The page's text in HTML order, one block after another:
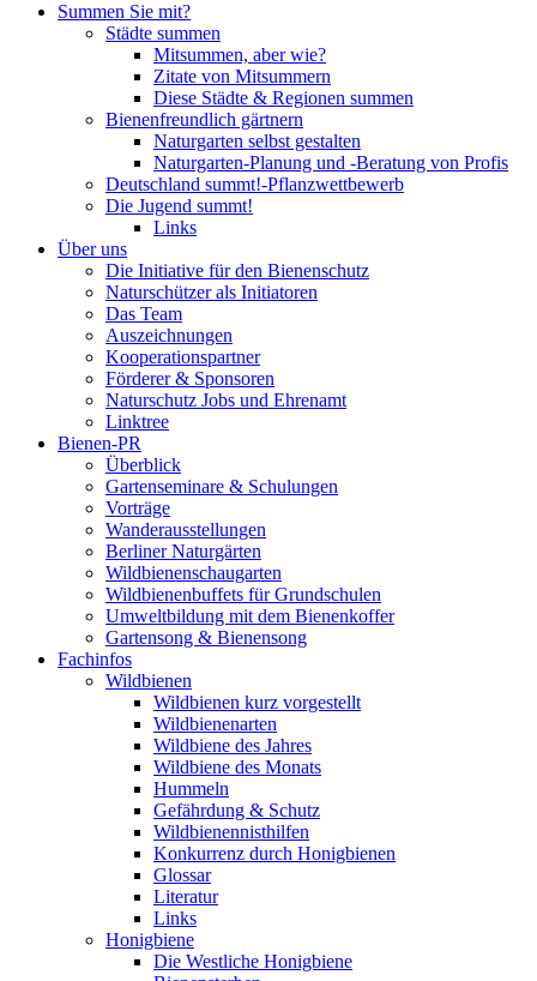
Summen Sie mit?
Städte summen
Mitsummen, aber wie?
Zitate von Mitsummern
Diese Städte & Regionen summen
Bienenfreundlich gärtnern
Naturgarten selbst gestalten
Naturgarten-Planung und -Beratung von Profis
Deutschland summt!-Pflanzwettbewerb
Die Jugend summt!
Links
Über uns
Die Initiative für den Bienenschutz
Naturschützer als Initiatoren
Das Team
Auszeichnungen
Kooperationspartner
Förderer & Sponsoren
Naturschutz Jobs und Ehrenamt
Linktree
Bienen-PR
Überblick
Gartenseminare & Schulungen
Vorträge
Wanderausstellungen
Berliner Naturgärten
Wildbienenschaugarten
Wildbienenbuffets für Grundschulen
Umweltbildung mit dem Bienenkoffer
Gartensong & Bienensong
Fachinfos
Wildbienen
Wildbienen kurz vorgestellt
Wildbienenarten
Wildbiene des Jahres
Wildbiene des Monats
Hummeln
Gefährdung & Schutz
Wildbienennisthilfen
Konkurrenz durch Honigbienen
Glossar
Literatur
Links
Honigbiene
Die Westliche Honigbiene